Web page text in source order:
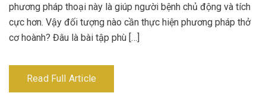
phương pháp thoại này là giúp người bệnh chủ động và tích
cực hơn. Vậy đối tượng nào cần thực hiện phương pháp thở
cơ hoành? Đâu là bài tập phù […]
Read Full Article